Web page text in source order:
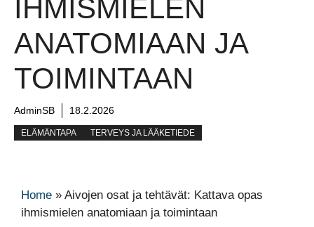
IHMISMIELEN
ANATOMIAAN JA
TOIMINTAAN
AdminSB 18.2.2026
ELÄMÄNTAPA TERVEYS JA LÄÄKETIEDE
Home » Aivojen osat ja tehtävät: Kattava opas
ihmismielen anatomiaan ja toimintaan